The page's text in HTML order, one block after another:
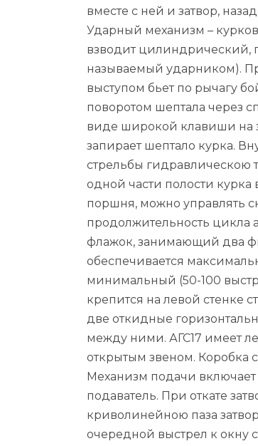
вместе с ней и затвор,
Ударный механизм –
взводит цилиндрический,
называемый ударником).
выступом бьет по рычагу
поворотом шептала через
виде широкой клавиши на
запирает шептало курка.
стрельбы гидравлическою
одной части полости
поршня, можно управлять
продолжительность цикла
флажок, занимающий два
обеспечивается
минимальный (50-100
крепится на левой стенке
две откидные
между ними. АГС17 имеет
открытым звеном. Коробка
Механизм подачи
подаватель. При откате
криволинейною паза
очередной выстрел к окну